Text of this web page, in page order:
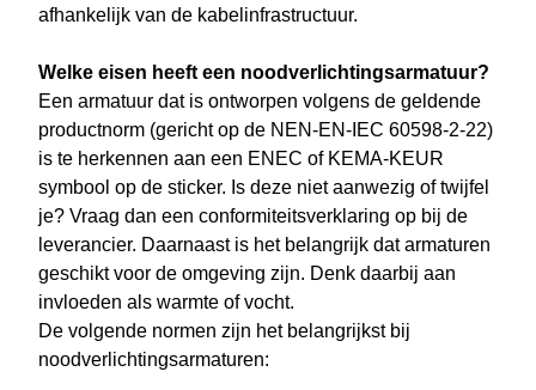
afhankelijk van de kabelinfrastructuur.
Welke eisen heeft een noodverlichtingsarmatuur?
Een armatuur dat is ontworpen volgens de geldende
productnorm (gericht op de NEN-EN-IEC 60598-2-22)
is te herkennen aan een ENEC of KEMA-KEUR
symbool op de sticker. Is deze niet aanwezig of twijfel
je? Vraag dan een conformiteitsverklaring op bij de
leverancier. Daarnaast is het belangrijk dat armaturen
geschikt voor de omgeving zijn. Denk daarbij aan
invloeden als warmte of vocht.
De volgende normen zijn het belangrijkst bij
noodverlichtingsarmaturen: